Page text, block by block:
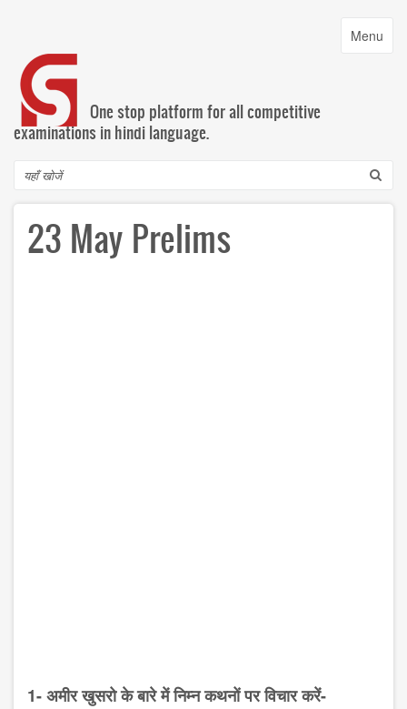
content
Toggle
Menu
One stop platform for all competitive
examinations in hindi language.
Search
23 May Prelims
1- अमीर खुसरो के बारे में निम्न कथनों पर विचार करें-